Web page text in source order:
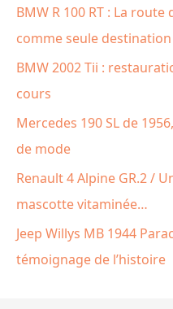
c
h
e
r
:
BMW R 100 RT : La route
comme seule destination
BMW 2002 Tii :
cours
Mercedes 190 SL de
de mode
Renault 4 Alpine GR.2 /
mascotte vitaminée…
Jeep Willys MB 1944
témoignage de l’histoire